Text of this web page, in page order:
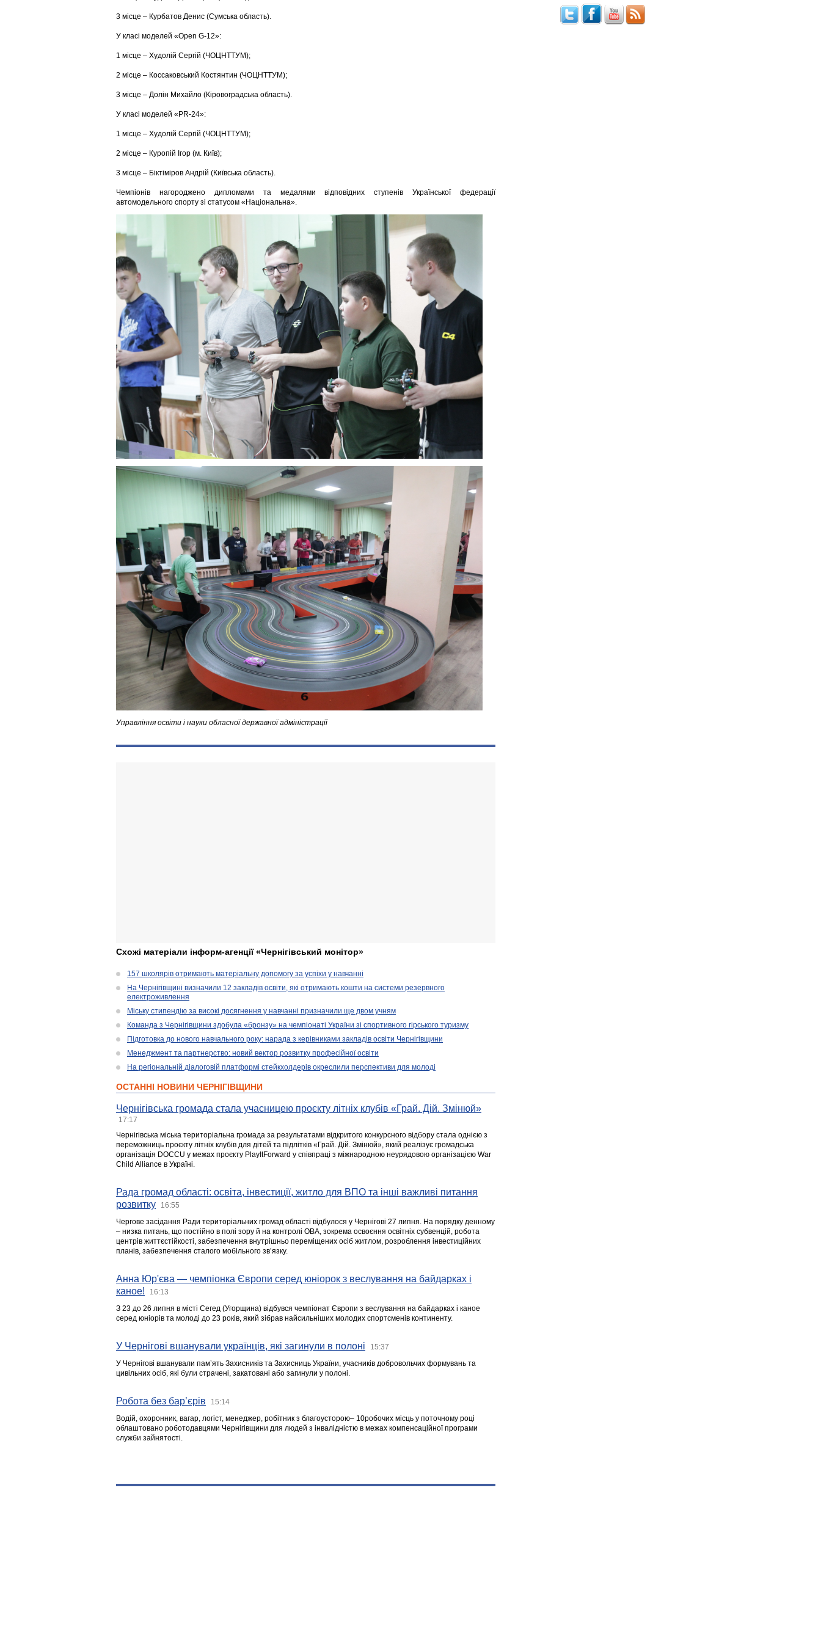
3 місце – Курбатов Денис (Сумська область).
У класі моделей «Open G-12»:
1 місце – Худолій Сергій (ЧОЦНТТУМ);
2 місце – Коссаковський Костянтин (ЧОЦНТТУМ);
3 місце – Долін Михайло (Кіровоградська область).
У класі моделей «PR-24»:
1 місце – Худолій Сергій (ЧОЦНТТУМ);
2 місце – Куропій Ігор (м. Київ);
3 місце – Біктіміров Андрій (Київська область).
Чемпіонів нагороджено дипломами та медалями відповідних ступенів Української федерації
автомодельного спорту зі статусом «Національна».
Управління освіти і науки обласної державної адміністрації
Схожі матеріали інформ-агенції «Чернігівський монітор»
157 школярів отримають матеріальну допомогу за успіхи у навчанні
На Чернігівщині визначили 12 закладів освіти, які отримають кошти на системи резервного
електроживлення
Міську стипендію за високі досягнення у навчанні призначили ще двом учням
Команда з Чернігівщини здобула «бронзу» на чемпіонаті України зі спортивного гірського туризму
Підготовка до нового навчального року: нарада з керівниками закладів освіти Чернігівщини
Менеджмент та партнерство: новий вектор розвитку професійної освіти
На регіональній діалоговій платформі стейкхолдерів окреслили перспективи для молоді
ОСТАННІ НОВИНИ ЧЕРНІГІВЩИНИ
Чернігівська громада стала учасницею проєкту літніх клубів «Грай. Дій. Змінюй»
17:17
Чернігівська міська територіальна громада за результатами відкритого конкурсного відбору стала однією з
переможниць проєкту літніх клубів для дітей та підлітків «Грай. Дій. Змінюй», який реалізує громадська
організація DOCCU у межах проєкту PlayItForward у співпраці з міжнародною неурядовою організацією War
Child Alliance в Україні.
Рада громад області: освіта, інвестиції, житло для ВПО та інші важливі питання
розвитку
16:55
Чергове засідання Ради територіальних громад області відбулося у Чернігові 27 липня. На порядку денному
– низка питань, що постійно в полі зору й на контролі ОВА, зокрема освоєння освітніх субвенцій, робота
центрів життєстійкості, забезпечення внутрішньо переміщених осіб житлом, розроблення інвестиційних
планів, забезпечення сталого мобільного зв’язку.
Анна Юр'єва — чемпіонка Європи серед юніорок з веслування на байдарках і
каное!
16:13
З 23 до 26 липня в місті Сегед (Угорщина) відбувся чемпіонат Європи з веслування на байдарках і каное
серед юніорів та молоді до 23 років, який зібрав найсильніших молодих спортсменів континенту.
У Чернігові вшанували українців, які загинули в полоні 15:37
У Чернігові вшанували пам’ять Захисників та Захисниць України, учасників добровольчих формувань та
цивільних осіб, які були страчені, закатовані або загинули у полоні.
Робота без бар’єрів 15:14
Водій, охоронник, вагар, логіст, менеджер, робітник з благоусторою– 10робочих місць у поточному році
облаштовано роботодавцями Чернігівщини для людей з інвалідністю в межах компенсаційної програми
служби зайнятості.